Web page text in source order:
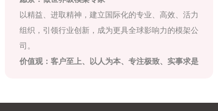
以精益、进取精神，建立国际化的专业、高效、活力
组织，引领行业创新，成为更具全球影响力的模架公
司。
价值观：客户至上、以人为本、专注极致、实事求是